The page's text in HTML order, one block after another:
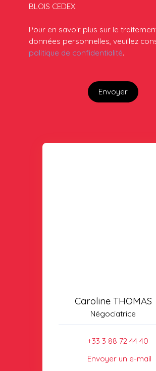
BLOIS CEDEX.
Pour en savoir plus sur le
données personnelles, veuillez
politique de confidentialité.
Envoyer
Caroline THOMAS
Négociatrice
+33 3 88 72 44 40
Envoyer un e-mail